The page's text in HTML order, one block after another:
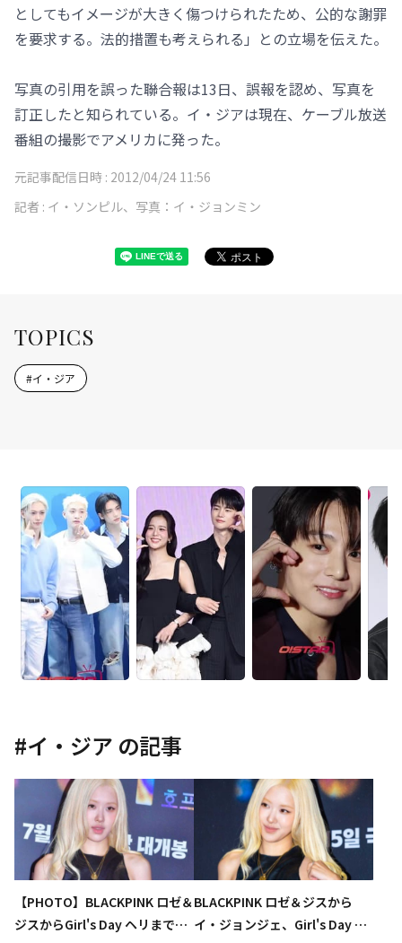
としてもイメージが大きく傷つけられたため、公的な謝罪
を要求する。法的措置も考えられる」との立場を伝えた。
写真の引用を誤った聯合報は13日、誤報を認め、写真を
訂正したと知られている。イ・ジアは現在、ケーブル放送
番組の撮影でアメリカに発った。
元記事配信日時 : 2012/04/24 11:56
記者 : イ・ソンピル、写真：イ・ジョンミン
TOPICS
#イ・ジア
#イ・ジア の記事
【PHOTO】BLACKPINK ロゼ＆
ジスからGirl's Day ヘリまで、
BLACKPINK ロゼ＆ジスから
イ・ジョンジェ、Girl's Day ヘ